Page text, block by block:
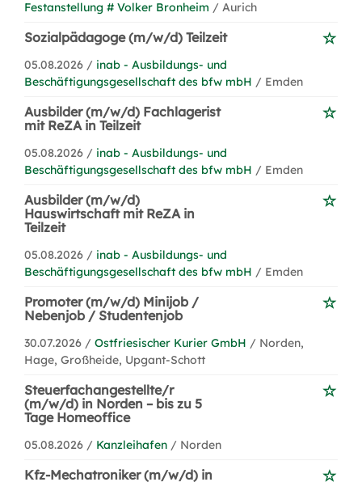
Festanstellung # Volker Bronheim / Aurich
Sozialpädagoge (m/w/d) Teilzeit
05.08.2026 / inab - Ausbildungs- und
Beschäftigungsgesellschaft des bfw mbH / Emden
Ausbilder (m/w/d) Fachlagerist
mit ReZA in Teilzeit
05.08.2026 / inab - Ausbildungs- und
Beschäftigungsgesellschaft des bfw mbH / Emden
Ausbilder (m/w/d)
Hauswirtschaft mit ReZA in
Teilzeit
05.08.2026 / inab - Ausbildungs- und
Beschäftigungsgesellschaft des bfw mbH / Emden
Promoter (m/w/d) Minijob /
Nebenjob / Studentenjob
30.07.2026 / Ostfriesischer Kurier GmbH / Norden,
Hage, Großheide, Upgant-Schott
Steuerfachangestellte/r
(m/w/d) in Norden – bis zu 5
Tage Homeoffice
05.08.2026 / Kanzleihafen / Norden
Kfz-Mechatroniker (m/w/d) in